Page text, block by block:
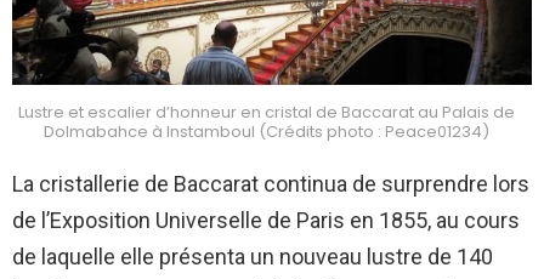
Lustre et escalier d’honneur en cristal de Baccarat au Palais de
Dolmabahce à Instamboul (Crédits photo : Peace01234)
La cristallerie de Baccarat continua de surprendre lors
de l’Exposition Universelle de Paris en 1855, au cours
de laquelle elle présenta un nouveau lustre de 140